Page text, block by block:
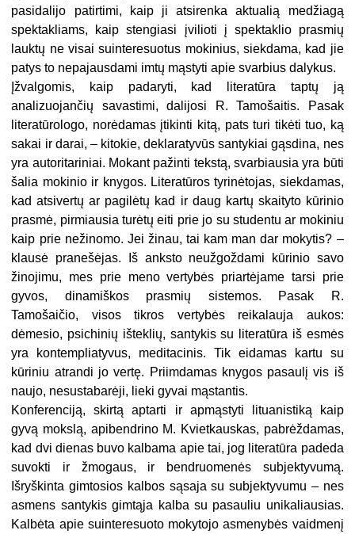
pasidalijo patirtimi, kaip ji atsirenka aktualią medžiagą
spektakliams, kaip stengiasi įvilioti į spektaklio prasmių
lauktų ne visai suinteresuotus mokinius, siekdama, kad jie
patys to nepajausdami imtų mąstyti apie svarbius dalykus.
Įžvalgomis, kaip padaryti, kad literatūra taptų ją
analizuojančių savastimi, dalijosi R. Tamošaitis. Pasak
literatūrologo, norėdamas įtikinti kitą, pats turi tikėti tuo, ką
sakai ir darai, – kitokie, deklaratyvūs santykiai gąsdina, nes
yra autoritariniai. Mokant pažinti tekstą, svarbiausia yra būti
šalia mokinio ir knygos. Literatūros tyrinėtojas, siekdamas,
kad atsivertų ar pagilėtų kad ir daug kartų skaityto kūrinio
prasmė, pirmiausia turėtų eiti prie jo su studentu ar mokiniu
kaip prie nežinomo. Jei žinau, tai kam man dar mokytis? –
klausė pranešėjas. Iš anksto neužgoždami kūrinio savo
žinojimu, mes prie meno vertybės priartėjame tarsi prie
gyvos, dinamiškos prasmių sistemos. Pasak R.
Tamošaičio, visos tikros vertybės reikalauja aukos:
dėmesio, psichinių išteklių, santykis su literatūra iš esmės
yra kontempliatyvus, meditacinis. Tik eidamas kartu su
kūriniu atrandi jo vertę. Priimdamas knygos pasaulį vis iš
naujo, nesustabarėji, lieki gyvai mąstantis.
Konferenciją, skirtą aptarti ir apmąstyti lituanistiką kaip
gyvą mokslą, apibendrino M. Kvietkauskas, pabrėždamas,
kad dvi dienas buvo kalbama apie tai, jog literatūra padeda
suvokti ir žmogaus, ir bendruomenės subjektyvumą.
Išryškinta gimtosios kalbos sąsaja su subjektyvumu – nes
asmens santykis gimtąja kalba su pasauliu unikaliausias.
Kalbėta apie suinteresuoto mokytojo asmenybės vaidmenį